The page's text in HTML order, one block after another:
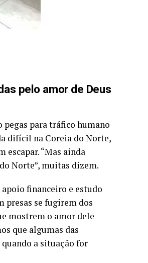
pelo amor de Deus
pegas para tráfico humano
difícil na Coreia do Norte,
escapar. “Mas ainda
Norte”, muitas dizem.
financeiro e estudo
presas se fugirem dos
mostrem o amor dele
que algumas das
a situação for